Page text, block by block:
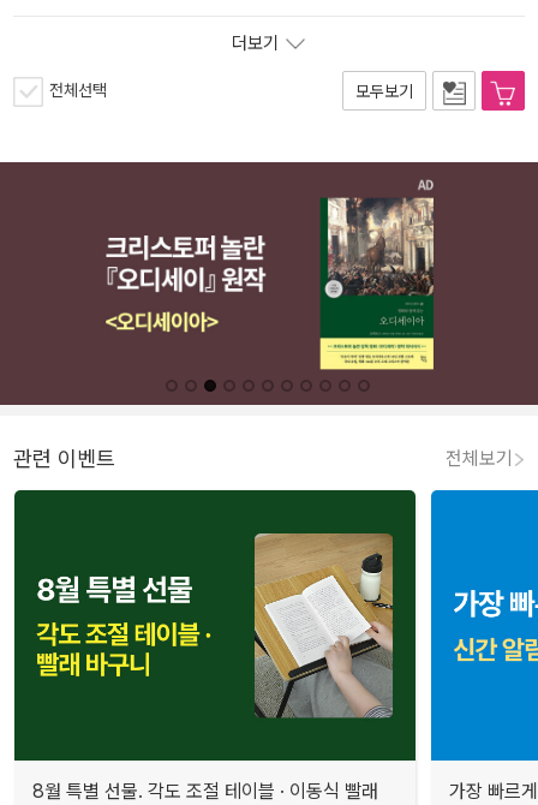
더보기
전체선택 모두보기
관련 이벤트 전체보기
8월 특별 선물. 각도 조절 테이블 · 이동식 빨래
가장 빠르